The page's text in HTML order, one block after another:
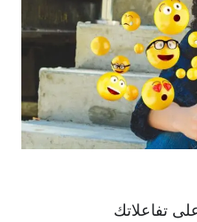
تفاعلاتك